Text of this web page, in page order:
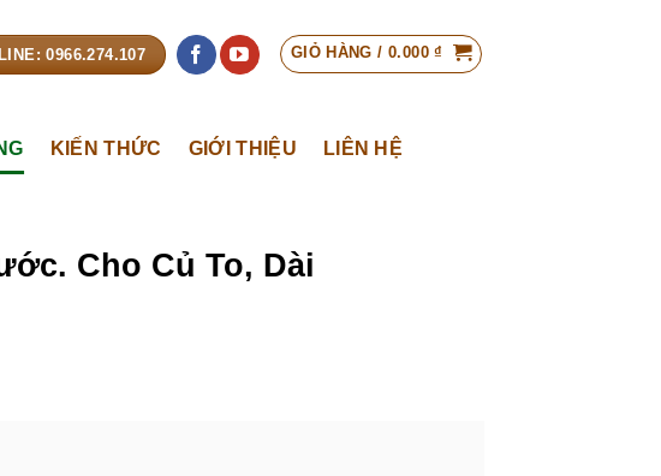
0966.274.107 GIỎ HÀNG / 0.000₫
KIẾN THỨC GIỚI THIỆU LIÊN HỆ
Cho Củ To, Dài